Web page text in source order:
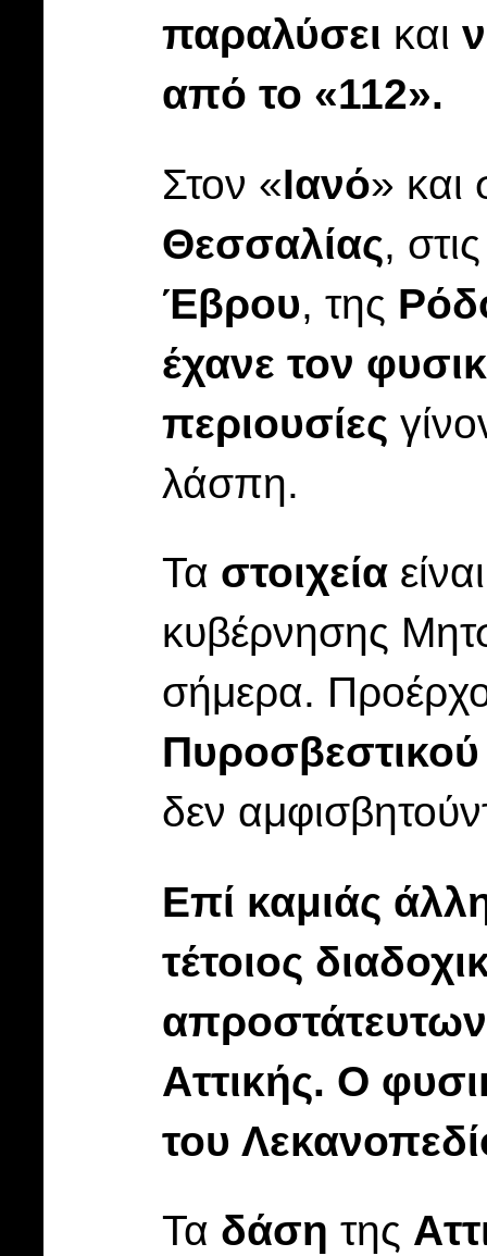
παραλύσει και
από το «112».
Στον «Ιανό» και
Θεσσαλίας,
Έβρου, της
έχανε τον
περιουσίες
λάσπη.
Τα στοιχεία
κυβέρνησης
σήμερα.
δεν
Επί καμιάς
τέτοιος
Αττικής. Ο
του
Τα δάση της